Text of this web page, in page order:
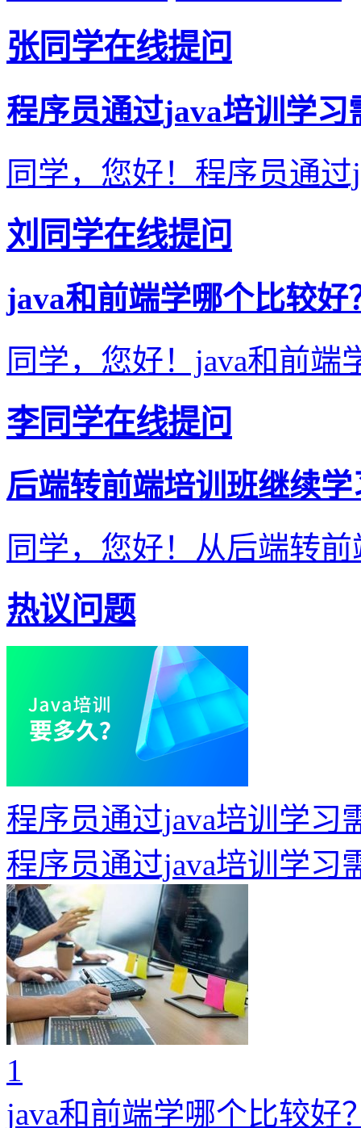
张同学在线提问
程序员通过java培训学习
同学，您好！程序员通
刘同学在线提问
java和前端学哪个比较好
同学，您好！java和前端
李同学在线提问
后端转前端培训班继续
同学，您好！从后端转
热议问题
程序员通过java培训学习
程序员通过java培训学习
1
java和前端学哪个比较好